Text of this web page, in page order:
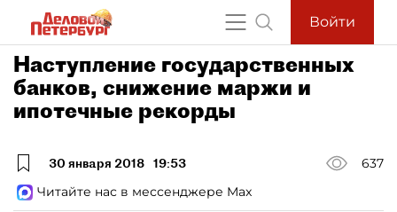
Войти
Наступление государственных
банков, снижение маржи и
ипотечные рекорды
30 января 2018 19:53
637
Читайте нас в мессенджере Max